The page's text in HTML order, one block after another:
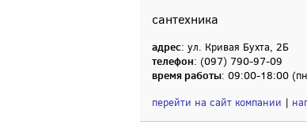
сантехника
адрес: ул. Кривая Бухта, 2Б
телефон: (097) 790-97-09
время работы: 09:00-18:00
перейти на сайт компании |